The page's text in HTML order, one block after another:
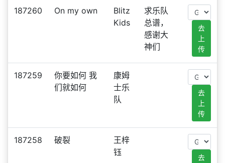
187260 On my own
Blitz
Kids
求乐队
总谱，
感谢大
神们
去
上
传
187259
你要如何 我
们就如何
康姆
士乐
队
去
上
传
187258 破裂
王梓
钰
去